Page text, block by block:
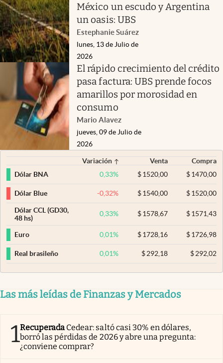
México un escudo y Argentina
un oasis: UBS
Estephanie Suárez
lunes, 13 de Julio de
2026
El rápido crecimiento del crédito
pasa factura: UBS prende focos
amarillos por morosidad en
consumo
Mario Alavez
jueves, 09 de Julio de
2026
Variación Venta
Compra
Dólar BNA
0,33% $ 1520,00 $1470,00
Dólar Blue -0,32% $ 1540,00 $1520,00
Dólar CCL (GD30,
48 hs)
0,33% $ 1578,67 $1571,43
Euro 0,01% $ 1728,16 $1726,98
Real brasileño 0,01% $ 292,18 $292,02
Las más leídas de Finanzas y Mercados
1Recuperada Cedear: saltó casi 30% en dólares,
borró las pérdidas de 2026 y abre una pregunta:
¿conviene comprar?